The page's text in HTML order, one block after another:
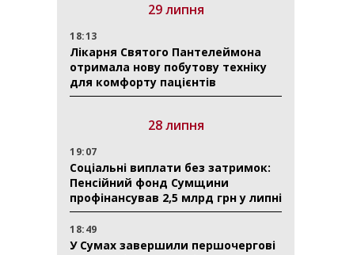
29 липня
18:13
Лікарня Святого Пантелеймона
отримала нову побутову техніку
для комфорту пацієнтів
28 липня
19:07
Соціальні виплати без затримок:
Пенсійний фонд Сумщини
профінансував 2,5 млрд грн у липні
18:49
У Сумах завершили першочергові